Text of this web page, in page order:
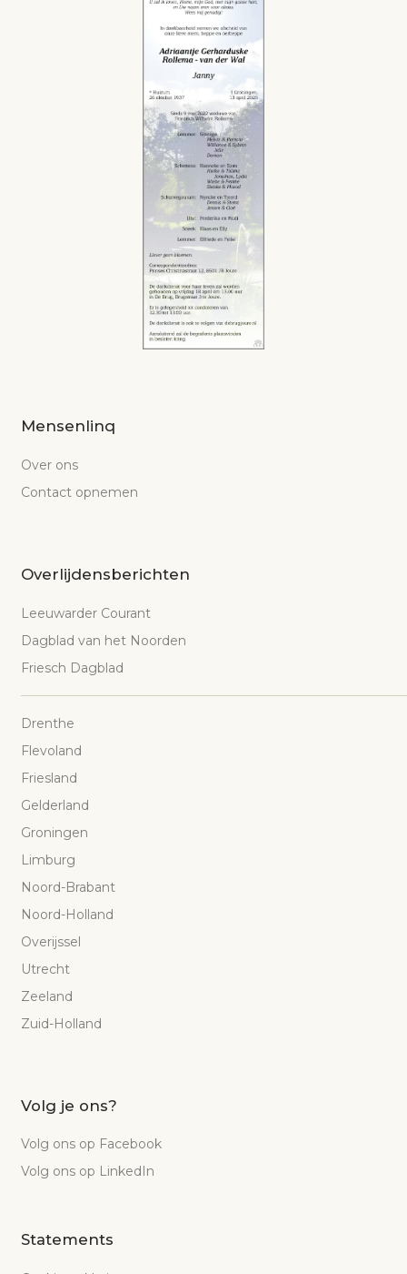
Mensenlinq
Over ons
Contact opnemen
Overlijdensberichten
Leeuwarder Courant
Dagblad van het Noorden
Friesch Dagblad
Drenthe
Flevoland
Friesland
Gelderland
Groningen
Limburg
Noord-Brabant
Noord-Holland
Overijssel
Utrecht
Zeeland
Zuid-Holland
Volg je ons?
Volg ons op Facebook
Volg ons op LinkedIn
Statements